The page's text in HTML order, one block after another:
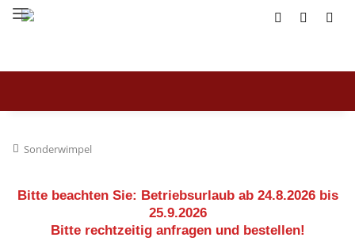
Sonderwimpel
Bitte beachten Sie: Betriebsurlaub ab 24.8.2026 bis
25.9.2026
Bitte rechtzeitig anfragen und bestellen!